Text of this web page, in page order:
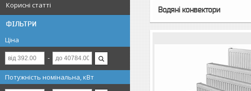
Корисні статті
ФІЛЬТРИ
Ціна
Потужність номінальна, кВт
Водяні конвектори